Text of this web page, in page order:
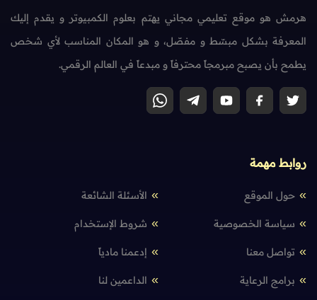
هرمش هو موقع تعليمي مجاني يهتم بعلوم الكمبيوتر و يقدم إليك
المعرفة بشكل مبسّط و مفصّل، و هو المكان المناسب لأي شخص
يطمح بأن يصبح مبرمجاً محترفاً و مبدعاً في العالم الرقمي.
روابط مهمة
حول الموقع الأسئلة الشائعة
سياسة الخصوصية شروط الإستخدام
تواصل معنا إدعمنا مادياً
برامج الرعاية الداعمين لنا